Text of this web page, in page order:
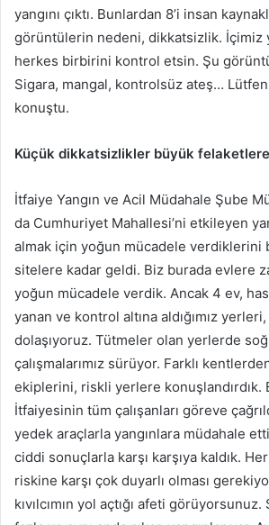
yangını çıktı. Bunlardan 8’i insan
görüntülerin nedeni, dikkatsizlik. İçimiz
herkes birbirini kontrol etsin. Şu
Sigara, mangal, kontrolsüz ateş… Lütfen
konuştu.
Küçük dikkatsizlikler büyük
İtfaiye Yangın ve Acil Müdahale Şube
da Cumhuriyet Mahallesi’ni etkileyen
almak için yoğun mücadele verdiklerini
sitelere kadar geldi. Biz burada evlere
yoğun mücadele verdik. Ancak 4 ev,
yanan ve kontrol altına aldığımız
dolaşıyoruz. Tütmeler olan yerlerde
çalışmalarımız sürüyor. Farklı
ekiplerini, riskli yerlere konuşlandırdık.
İtfaiyesinin tüm çalışanları göreve
yedek araçlarla yangınlara müdahale
ciddi sonuçlarla karşı karşıya kaldık.
riskine karşı çok duyarlı olması
kıvılcımın yol açtığı afeti